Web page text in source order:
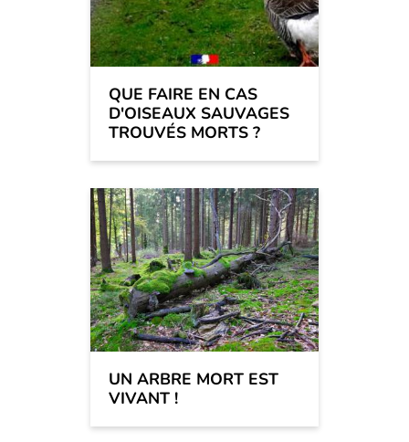
QUE FAIRE EN CAS
D'OISEAUX SAUVAGES
TROUVÉS MORTS ?
UN ARBRE MORT EST
VIVANT !